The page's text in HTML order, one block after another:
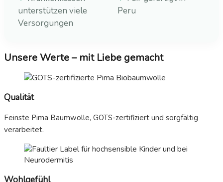
unterstützen viele
Versorgungen
Peru
Unsere Werte – mit Liebe gemacht
Qualität
Feinste Pima Baumwolle, GOTS-zertifiziert und sorgfältig
verarbeitet.